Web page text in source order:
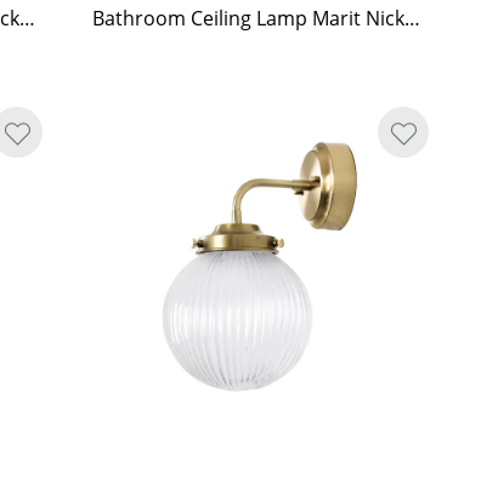
Bathroom Ceiling Lamp Signe Nickel/Opal White Bathroom Ceiling Lamp Marit Nickel/Opal Beige Small